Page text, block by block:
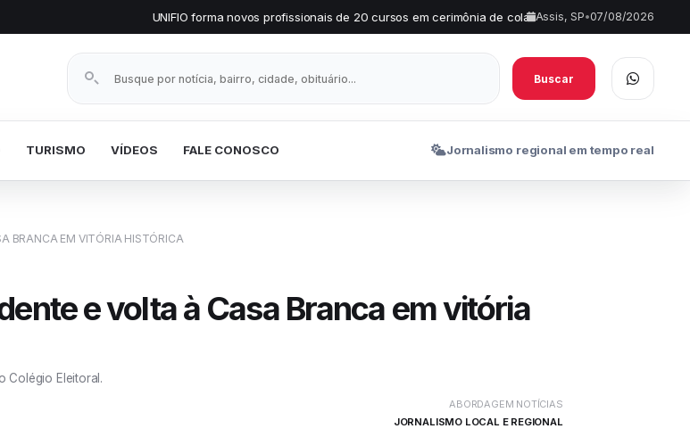
UNIFIO forma novos profissionais de 20 cursos em cerimônia de colação de grau • Fundação Futuro e Rotary
Assis, SP•07/08/2026
Buscar notícias
Buscar
TURISMO VÍDEOS FALE CONOSCO Jornalismo regional em tempo real
BRANCA EM VITÓRIA HISTÓRICA
e volta à Casa Branca em vitória
Colégio Eleitoral.
ABORDAGEM NOTÍCIAS
JORNALISMO LOCAL E REGIONAL